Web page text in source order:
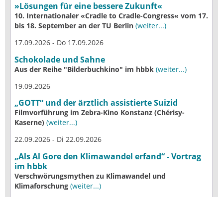
»Lösungen für eine bessere Zukunft«
10. Internationaler «Cradle to Cradle-Congress« vom 17.
bis 18. September an der TU Berlin (weiter...)
17.09.2026 - Do 17.09.2026
Schokolade und Sahne
Aus der Reihe "Bilderbuchkino" im hbbk (weiter...)
19.09.2026
„GOTT“ und der ärztlich assistierte Suizid
Filmvorführung im Zebra-Kino Konstanz (Chérisy-
Kaserne) (weiter...)
22.09.2026 - Di 22.09.2026
„Als Al Gore den Klimawandel erfand“ - Vortrag
im hbbk
Verschwörungsmythen zu Klimawandel und
Klimaforschung (weiter...)